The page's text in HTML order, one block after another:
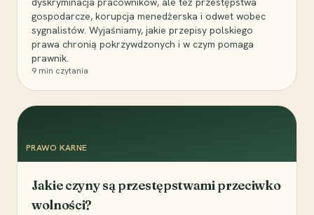
gospodarcze, korupcja menedżerska i odwet wobec
sygnalistów. Wyjaśniamy, jakie przepisy polskiego
prawa chronią pokrzywdzonych i w czym pomaga
prawnik.
9 min czytania
PRAWO KARNE
Jakie czyny są przestępstwami przeciwko
wolności?